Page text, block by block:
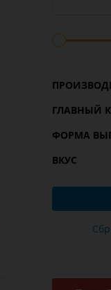
ГЛАВНЫЙ
ФОРМА
ВКУС